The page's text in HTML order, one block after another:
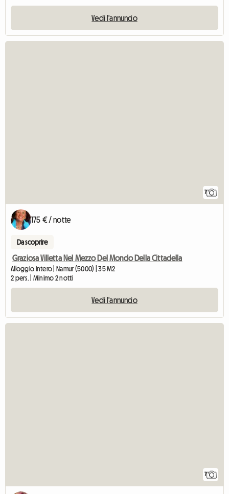
Vedi l'annuncio
7
175 € / notte
Da scoprire
Graziosa Villetta Nel Mezzo Del Mondo Della Cittadella
Alloggio intero | Namur (5000) | 35 M2
2 pers. | Minimo 2 notti
Vedi l'annuncio
7